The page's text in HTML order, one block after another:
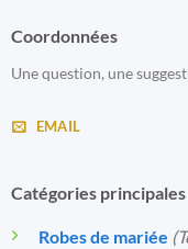
Coordonnées
Une question, une
EMAIL
Catégories principales
Robes de mariée